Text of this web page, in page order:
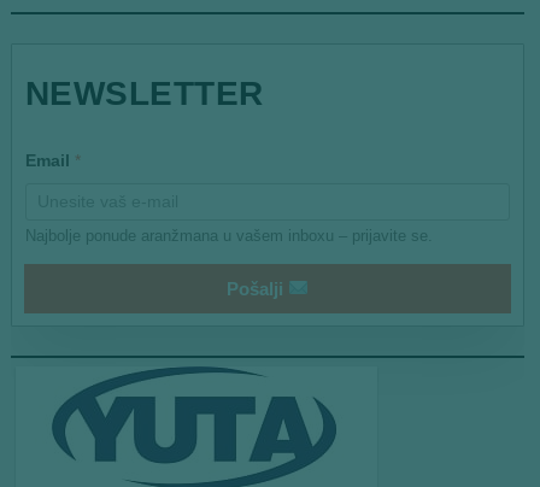
m
a
E
i
NEWSLETTER
Email *
Najbolje ponude aranžmana u vašem inboxu – prijavite se.
Pošalji